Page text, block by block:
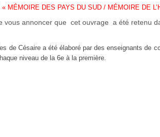
MÉMOIRE DES PAYS DU SUD / MÉMOIRE DE
vous annoncer que cet ouvrage a été retenu
de Césaire a été élaboré par des enseignants de
niveau de la 6e à la première.